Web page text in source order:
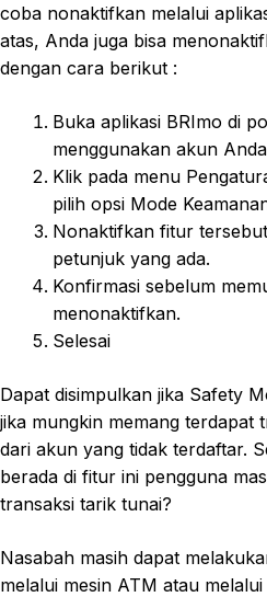
coba nonaktifkan melalui
atas, Anda juga bisa
dengan cara berikut :
Buka aplikasi BRImo di
menggunakan akun
Klik pada menu
pilih opsi Mode
Nonaktifkan fitur
petunjuk yang ada.
Konfirmasi sebelum
menonaktifkan.
Selesai
Dapat disimpulkan jika Safety
jika mungkin memang terdapat
dari akun yang tidak terdaftar.
berada di fitur ini pengguna
transaksi tarik tunai?
Nasabah masih dapat
melalui mesin ATM atau